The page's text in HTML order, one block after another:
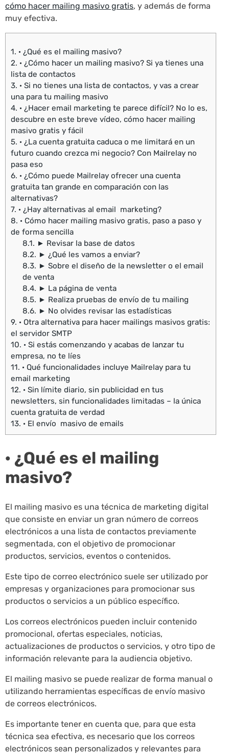
cómo hacer mailing masivo gratis, y además de forma
muy efectiva.
1. · ¿Qué es el mailing masivo?
2. · ¿Cómo hacer un mailing masivo? Si ya tienes una
lista de contactos
3. · Si no tienes una lista de contactos, y vas a crear
una para tu mailing masivo
4. · ¿Hacer email marketing te parece difícil? No lo es,
descubre en este breve vídeo, cómo hacer mailing
masivo gratis y fácil
5. · ¿La cuenta gratuita caduca o me limitará en un
futuro cuando crezca mi negocio? Con Mailrelay no
pasa eso
6. · ¿Cómo puede Mailrelay ofrecer una cuenta
gratuita tan grande en comparación con las
alternativas?
7. · ¿Hay alternativas al email marketing?
8. · Cómo hacer mailing masivo gratis, paso a paso y
de forma sencilla
8.1. ► Revisar la base de datos
8.2. ► ¿Qué les vamos a enviar?
8.3. ► Sobre el diseño de la newsletter o el email
de venta
8.4. ► La página de venta
8.5. ► Realiza pruebas de envío de tu mailing
8.6. ► No olvides revisar las estadísticas
9. · Otra alternativa para hacer mailings masivos gratis:
el servidor SMTP
10. · Si estás comenzando y acabas de lanzar tu
empresa, no te líes
11. · Qué funcionalidades incluye Mailrelay para tu
email marketing
12. · Sin límite diario, sin publicidad en tus
newsletters, sin funcionalidades limitadas – la única
cuenta gratuita de verdad
13. · El envío masivo de emails
· ¿Qué es el mailing
masivo?
El mailing masivo es una técnica de marketing digital
que consiste en enviar un gran número de correos
electrónicos a una lista de contactos previamente
segmentada, con el objetivo de promocionar
productos, servicios, eventos o contenidos.
Este tipo de correo electrónico suele ser utilizado por
empresas y organizaciones para promocionar sus
productos o servicios a un público específico.
Los correos electrónicos pueden incluir contenido
promocional, ofertas especiales, noticias,
actualizaciones de productos o servicios, y otro tipo de
información relevante para la audiencia objetivo.
El mailing masivo se puede realizar de forma manual o
utilizando herramientas específicas de envío masivo
de correos electrónicos.
Es importante tener en cuenta que, para que esta
técnica sea efectiva, es necesario que los correos
electrónicos sean personalizados y relevantes para